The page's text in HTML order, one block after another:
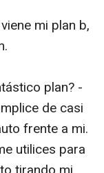
mi plan b,
plan? -
de casi
frente a mi.
utilices para
tirando mi